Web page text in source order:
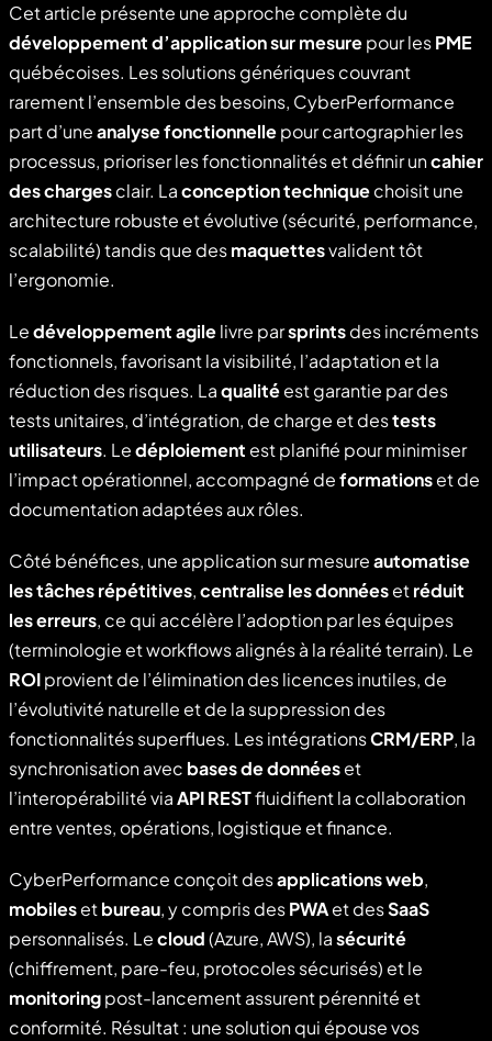
Cet article présente une approche complète du
développement d’application sur mesurepour lesPME
québécoises. Les solutions génériques couvrant
rarement l’ensemble des besoins, CyberPerformance
part d’uneanalyse fonctionnellepour cartographier les
processus, prioriser les fonctionnalités et définir uncahier
des chargesclair. Laconception techniquechoisit une
architecture robuste et évolutive (sécurité, performance,
scalabilité) tandis que desmaquettesvalident tôt
l’ergonomie.
Ledéveloppement agilelivre parsprintsdes incréments
fonctionnels, favorisant la visibilité, l’adaptation et la
réduction des risques. Laqualitéest garantie par des
tests unitaires, d’intégration, de charge et destests
utilisateurs. Ledéploiementest planifié pour minimiser
l’impact opérationnel, accompagné deformationset de
documentation adaptées aux rôles.
Côté bénéfices, une application sur mesureautomatise
les tâches répétitives,centralise les donnéesetréduit
les erreurs, ce qui accélère l’adoption par les équipes
(terminologie et workflows alignés à la réalité terrain). Le
ROIprovient de l’élimination des licences inutiles, de
l’évolutivité naturelle et de la suppression des
fonctionnalités superflues. Les intégrationsCRM/ERP, la
synchronisation avec bases de donnéeset
l’interopérabilité viaAPI RESTfluidifient la collaboration
entre ventes, opérations, logistique et finance.
CyberPerformance conçoit desapplications web,
mobilesetbureau, y compris desPWAet desSaaS
personnalisés. Lecloud(Azure, AWS), lasécurité
(chiffrement, pare-feu, protocoles sécurisés) et le
monitoringpost-lancement assurent pérennité et
conformité. Résultat : une solution qui épouse vos